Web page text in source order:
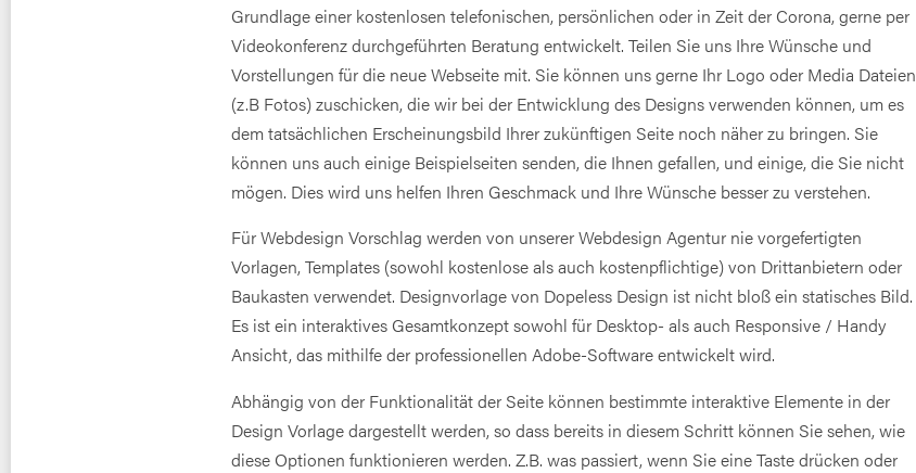
Grundlage einer kostenlosen telefonischen, persönlichen oder in Zeit der Corona, gerne per
Videokonferenz durchgeführten Beratung entwickelt. Teilen Sie uns Ihre Wünsche und
Vorstellungen für die neue Webseite mit. Sie können uns gerne Ihr Logo oder Media Dateien
(z.B Fotos) zuschicken, die wir bei der Entwicklung des Designs verwenden können, um es
dem tatsächlichen Erscheinungsbild Ihrer zukünftigen Seite noch näher zu bringen. Sie
können uns auch einige Beispielseiten senden, die Ihnen gefallen, und einige, die Sie nicht
mögen. Dies wird uns helfen Ihren Geschmack und Ihre Wünsche besser zu verstehen.
Für Webdesign Vorschlag werden von unserer Webdesign Agentur nie vorgefertigten
Vorlagen, Templates (sowohl kostenlose als auch kostenpflichtige) von Drittanbietern oder
Baukasten verwendet. Designvorlage von Dopeless Design ist nicht bloß ein statisches Bild.
Es ist ein interaktives Gesamtkonzept sowohl für Desktop- als auch Responsive / Handy
Ansicht, das mithilfe der professionellen Adobe-Software entwickelt wird.
Abhängig von der Funktionalität der Seite können bestimmte interaktive Elemente in der
Design Vorlage dargestellt werden, so dass bereits in diesem Schritt können Sie sehen, wie
diese Optionen funktionieren werden. Z.B. was passiert, wenn Sie eine Taste drücken oder